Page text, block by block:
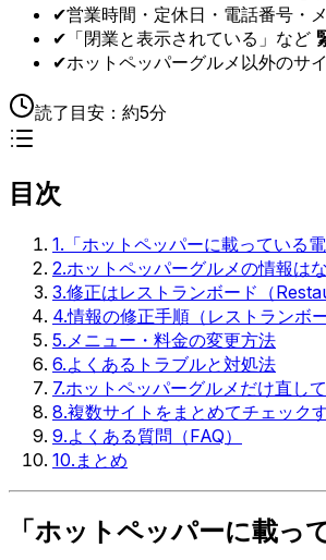
✔営業時間・定休日・電話番号・
✔ 「閉業と表示されている」など
✔ホットペッパーグルメ以外のサ
読了目安： 約5分
目次
1. 「ホットペッパーに載っている
2.ホットペッパーグルメの情報は
3.修正はレストランボード（
4.情報の修正手順（レストランボー
5.メニュー・料金の変更方法
6.よくあるトラブルと対処法
7.ホットペッパーグルメだけ直し
8.複数サイトをまとめてチェック
9.よくある質問（FAQ）
10. まとめ
「ホットペッパーに載っ